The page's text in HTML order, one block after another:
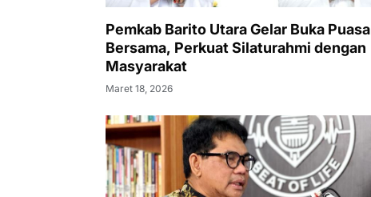
Pemkab Barito Utara Gelar Buka Puasa
Bersama, Perkuat Silaturahmi dengan
Masyarakat
Maret 18, 2026